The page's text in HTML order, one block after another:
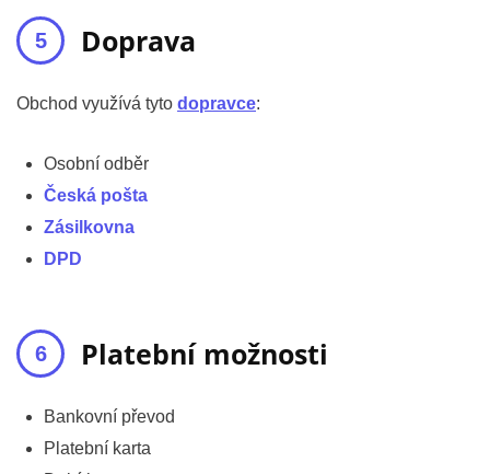
Doprava
Obchod využívá tyto dopravce:
Osobní odběr
Česká pošta
Zásilkovna
DPD
Platební možnosti
Bankovní převod
Platební karta